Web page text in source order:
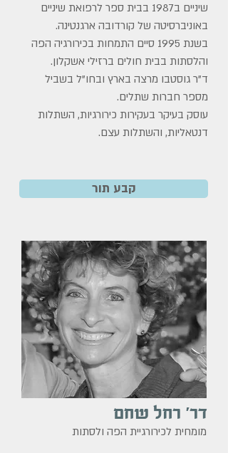
שיניים ב1987 בבית ספר לרפואת שיניים
באוניברסיטה של קורדובה ארגנטינה.
בשנת 1995 סיים התמחות בכירורגיה הפה
והלסתות בבית חולים ברזילי אשקלון.
ד"ר גוסטבו מרצה בארץ ובחו"ל בשביל
מספר חברות שתלים.
עוסק בעיקר בעקירות כירורגיות, השתלות
דנטאליות, והשתלות עצם.
קבע תור
דר' רחל שחם
מומחית לכירורגיית הפה ולסתות